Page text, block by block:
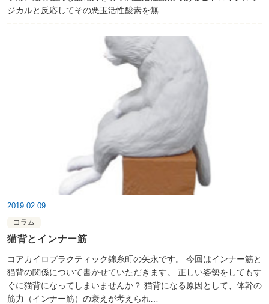
ジカルと反応してその悪玉活性酸素を無…
2019.02.09
コラム
猫背とインナー筋
コアカイロプラクティック錦糸町の矢永です。 今回はインナー筋と
猫背の関係について書かせていただきます。 正しい姿勢をしてもす
ぐに猫背になってしまいませんか？ 猫背になる原因として、体幹の
筋力（インナー筋）の衰えが考えられ…